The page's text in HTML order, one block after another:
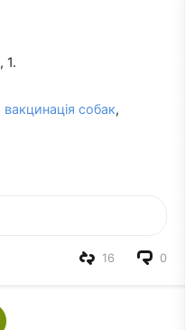
1.
вакцинація собак,
0
16